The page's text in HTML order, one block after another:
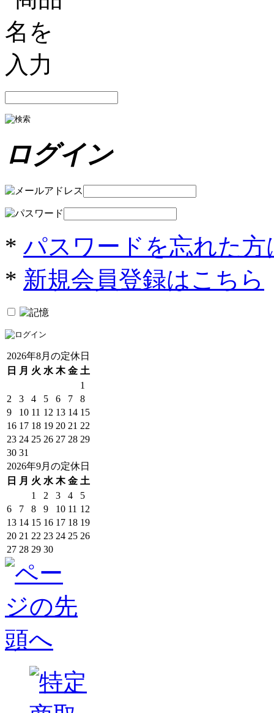
ログイン
* パスワードを忘れた方
* 新規会員登録はこちら
2026年8月の定休日
日
月 火 水 木 金 土
1
2
3 4 5 6 7
8
9
10 11 12 13 14 15
16 17 18 19 20 21 22
23 24 25 26 27 28 29
30 31
2026年9月の定休日
日
月 火 水 木 金 土
1
2 3 4
5
6
7 8 9 10 11 12
13 14 15 16 17 18 19
20 21 22 23 24 25 26
27 28 29 30